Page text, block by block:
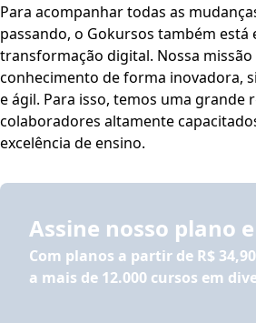
Para acompanhar todas as
passando, o Gokursos também está
transformação digital. Nossa
conhecimento de forma inovadora,
e ágil. Para isso, temos uma grande rede de professores
colaboradores altamente
excelência de ensino.
Assine nosso plano
Com planos a partir de R$ 34,90
a mais de 12.000 cursos em